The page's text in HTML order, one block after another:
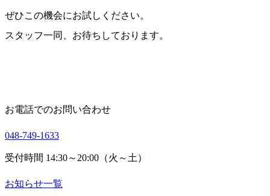
ぜひこの機会にお試しください。
スタッフ一同、お待ちしております。
お電話でのお問い合わせ
048-749-1633
受付時間 14:30～20:00（火～土）
お知らせ一覧